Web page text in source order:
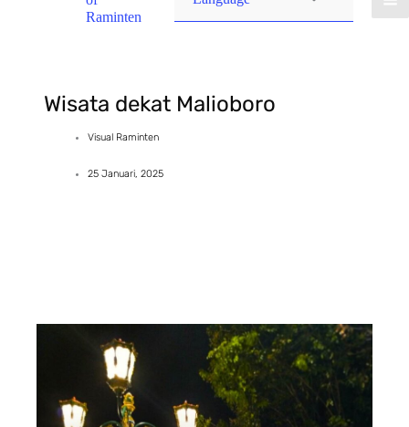
Raminten
Wisata dekat Malioboro
Visual Raminten
25 Januari, 2025